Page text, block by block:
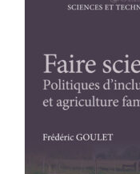
Panier WooCommerce